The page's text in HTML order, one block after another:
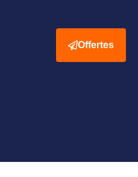
Offertes